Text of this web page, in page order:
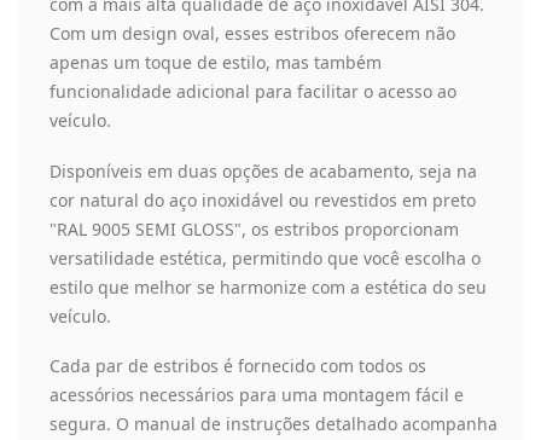
Com um design oval, esses estribos oferecem não
apenas um toque de estilo, mas também
funcionalidade adicional para facilitar o acesso ao
veículo.
Disponíveis em duas opções de acabamento, seja na
cor natural do aço inoxidável ou revestidos em preto
"RAL 9005 SEMI GLOSS", os estribos proporcionam
versatilidade estética, permitindo que você escolha o
estilo que melhor se harmonize com a estética do seu
veículo.
Cada par de estribos é fornecido com todos os
acessórios necessários para uma montagem fácil e
segura. O manual de instruções detalhado acompanha